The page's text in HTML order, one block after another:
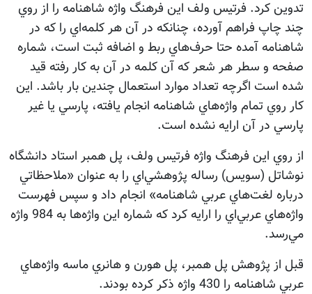
تدوين كرد. فرتيس ولف اين فرهنگ واژه شاهنامه را از روي
چند چاپ فراهم آورده، چنانكه در آن هر كلمه‌اي را كه در
شاهنامه آمده حتا حرف‌هاي ربط و اضافه ثبت است، شماره
صفحه و سطر هر شعر كه آن كلمه در آن به كار رفته قيد
شده است اگرچه تعداد موارد استعمال چندين بار باشد. اين
كار روي تمام واژه‌هاي شاهنامه انجام يافته، پارسي يا غير
پارسي در آن ارايه نشده است.
از روي اين فرهنگ واژه فرتيس ولف، پل همبر استاد دانشگاه
نوشاتل (سويس) رساله پژوهشي‌اي را به عنوان «ملاحظاتي
درباره لغت‌هاي عربي شاهنامه» انجام داد و سپس فهرست
واژه‌هاي عربي‌اي را ارايه كرد كه شماره اين واژه‌ها به 984 واژه
مي‌رسد.
قبل از پژوهش پل همبر، پل هورن و هانري ماسه واژه‌هاي
عربي شاهنامه را 430 واژه ذكر كرده بودند.